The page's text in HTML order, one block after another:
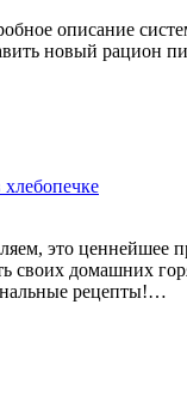
описание
новый рацион
это ценнейшее
своих домашних
рецепты!…